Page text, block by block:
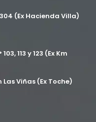
(76)
(12)
(Ex Hacienda Villa)
113 y 123 (Ex Km
Viñas (Ex Toche)